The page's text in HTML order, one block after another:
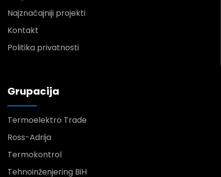
Najznačajniji projekti
Kontakt
Politika privatnosti
Grupacija
Termoelektro Trade
Ross-Adrija
Termokontrol
Tehnoinženjering BiH